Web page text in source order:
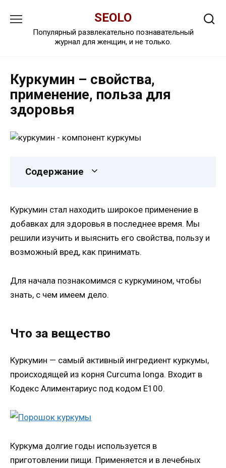
содержанию
SEOLO
Популярный развлекательно познавательный
журнал для женщин, и не только.
Куркумин – свойства,
применение, польза для
здоровья
Содержание
Куркумин стал находить широкое применение в
добавках для здоровья в последнее время. Мы
решили изучить и выяснить его свойства, пользу и
возможный вред, как принимать.
Для начала познакомимся с куркумином, чтобы
знать, с чем имеем дело.
Что за вещество
Куркумин — самый активный ингредиент куркумы,
происходящей из корня Curcuma longa. Входит в
Кодекс Алиментариус под кодом E100.
Куркума долгие годы используется в
приготовлении пищи. Применяется и в лечебных